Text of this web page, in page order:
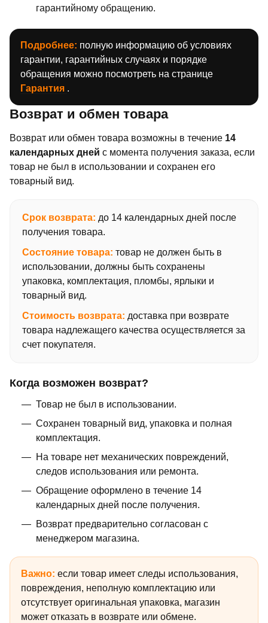
гарантийному обращению.
Подробнее: полную информацию об условиях
гарантии, гарантийных случаях и порядке
обращения можно посмотреть на странице
Гарантия .
Возврат и обмен товара
Возврат или обмен товара возможны в течение 14
календарных дней с момента получения заказа, если
товар не был в использовании и сохранен его
товарный вид.
Срок возврата: до 14 календарных дней после
получения товара.
Состояние товара: товар не должен быть в
использовании, должны быть сохранены
упаковка, комплектация, пломбы, ярлыки и
товарный вид.
Стоимость возврата: доставка при возврате
товара надлежащего качества осуществляется за
счет покупателя.
Когда возможен возврат?
Товар не был в использовании.
Сохранен товарный вид, упаковка и полная
комплектация.
На товаре нет механических повреждений,
следов использования или ремонта.
Обращение оформлено в течение 14
календарных дней после получения.
Возврат предварительно согласован с
менеджером магазина.
Важно: если товар имеет следы использования,
повреждения, неполную комплектацию или
отсутствует оригинальная упаковка, магазин
может отказать в возврате или обмене.